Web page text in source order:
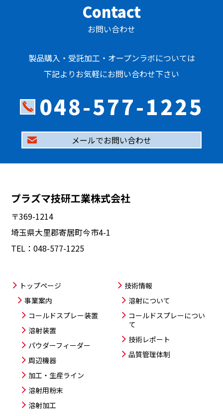
Contact
お問い合わせ
製品購入・受託加工・オープンラボについては
下記よりお気軽にお問い合わせ下さい
048-577-1225
メールでお問い合わせ
プラズマ技研工業株式会社
〒369-1214
埼玉県大里郡寄居町今市4-1
TEL：048-577-1225
トップページ
事業案内
コールドスプレー装置
溶射装置
パウダーフィーダー
周辺機器
加工・生産ライン
溶射用粉末
溶射加工
技術情報
溶射について
コールドスプレーについ
て
技術レポート
品質管理体制